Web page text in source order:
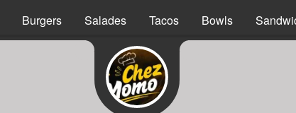
Burgers Salades Tacos Bowls